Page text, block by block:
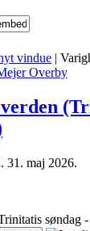
vindue |
Overby
31. maj 2026.
søndag